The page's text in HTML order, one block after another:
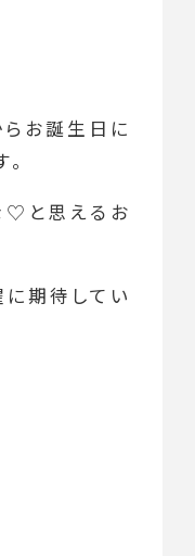
お誕生日に
♡と思えるお
期待してい